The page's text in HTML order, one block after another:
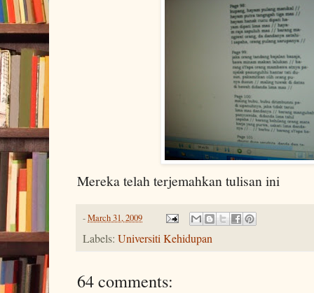
Mereka telah terjemahkan tulisan ini
-March 31, 2009
Labels: Universiti Kehidupan
64 comments: